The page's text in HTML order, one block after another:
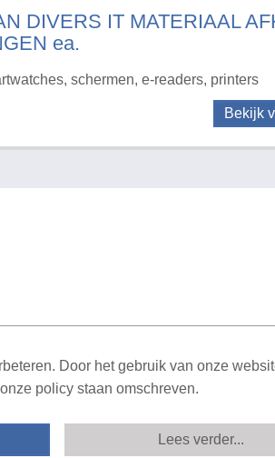
DIVERS IT MATERIAAL
ea.
schermen, e-readers, printers
Bekijk
Door het gebruik van onze
policy staan omschreven.
Lees verder...